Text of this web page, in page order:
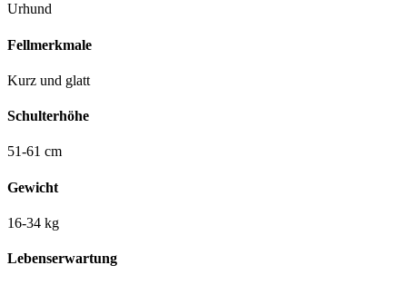
Urhund
Fellmerkmale
Kurz und glatt
Schulterhöhe
51-61 cm
Gewicht
16-34 kg
Lebenserwartung